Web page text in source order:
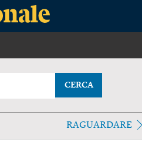
CERCA
RAGUARDARE